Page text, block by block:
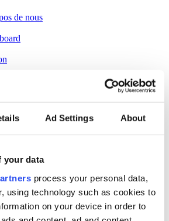
Ad Settings About
your data
process your personal data,
using technology such as cookies to
on your device in order to
de nous
d’experts sur l’avenir des logiciels et des
comment optimiser vos opérations et
grâce à un contenu stratégique et stimulant.